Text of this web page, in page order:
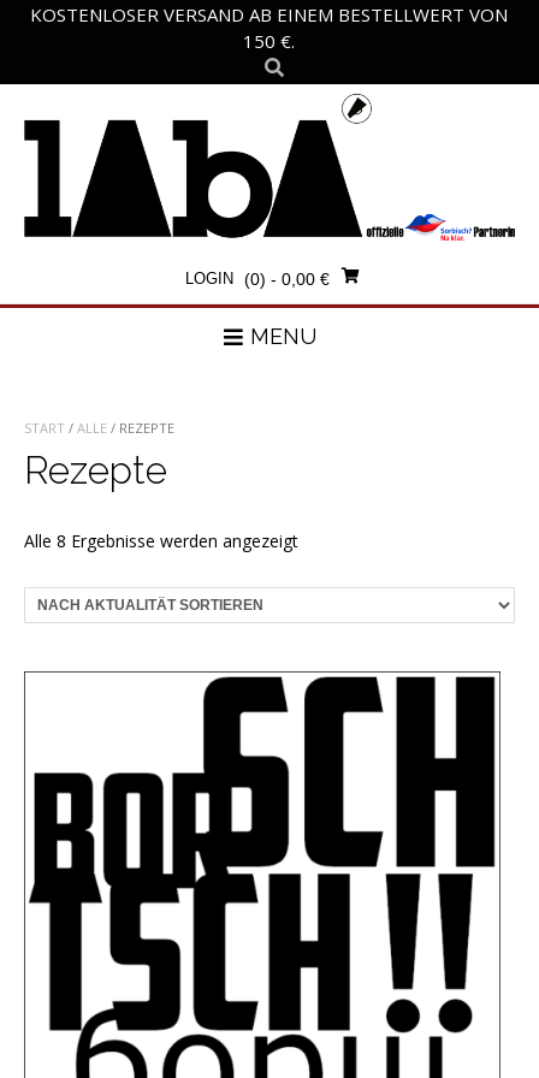
KOSTENLOSER VERSAND AB EINEM BESTELLWERT VON
150 €.
LOGIN (0) - 0,00 €
MENU
START / ALLE / REZEPTE
Rezepte
Alle 8 Ergebnisse werden angezeigtNach